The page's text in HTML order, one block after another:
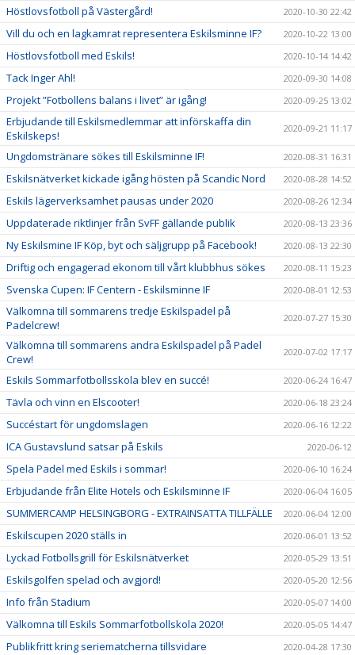
Höstlovsfotboll på Västergård! 2020-10-30 22:42
Vill du och en lagkamrat representera Eskilsminne IF? 2020-10-22 13:00
Höstlovsfotboll med Eskils! 2020-10-14 14:42
Tack Inger Ahl! 2020-09-30 14:08
Projekt ”Fotbollens balans i livet” är igång! 2020-09-25 13:02
Erbjudande till Eskilsmedlemmar att införskaffa din
Eskilskeps!
2020-09-21 11:17
Ungdomstränare sökes till Eskilsminne IF! 2020-08-31 16:31
Eskilsnätverket kickade igång hösten på Scandic Nord 2020-08-28 14:52
Eskils lägerverksamhet pausas under 2020 2020-08-26 12:34
Uppdaterade riktlinjer från SvFF gällande publik 2020-08-13 23:36
Ny Eskilsmine IF Köp, byt och säljgrupp på Facebook! 2020-08-13 22:30
Driftig och engagerad ekonom till vårt klubbhus sökes 2020-08-11 15:23
Svenska Cupen: IF Centern - Eskilsminne IF 2020-08-01 12:53
Välkomna till sommarens tredje Eskilspadel på
Padelcrew!
2020-07-27 15:30
Välkomna till sommarens andra Eskilspadel på Padel
Crew!
2020-07-02 17:17
Eskils Sommarfotbollsskola blev en succé! 2020-06-24 16:47
Tävla och vinn en Elscooter! 2020-06-18 23:24
Succéstart för ungdomslagen 2020-06-16 12:22
ICA Gustavslund satsar på Eskils 2020-06-12
Spela Padel med Eskils i sommar! 2020-06-10 16:24
Erbjudande från Elite Hotels och Eskilsminne IF 2020-06-04 16:05
SUMMERCAMP HELSINGBORG - EXTRAINSATTA TILLFÄLLE 2020-06-04 12:00
Eskilscupen 2020 ställs in 2020-06-01 13:52
Lyckad Fotbollsgrill för Eskilsnätverket 2020-05-29 13:51
Eskilsgolfen spelad och avgjord! 2020-05-20 12:56
Info från Stadium 2020-05-07 14:00
Välkomna till Eskils Sommarfotbollskola 2020! 2020-05-05 14:47
Publikfritt kring seriematcherna tillsvidare 2020-04-28 17:30